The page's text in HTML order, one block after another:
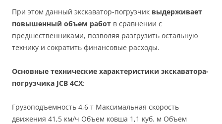
При этом данный экскаватор-погрузчик выдерживает
повышенный объем работ в сравнении с
предшественниками, позволяя разгрузить остальную
технику и сократить финансовые расходы.
Основные технические характеристики экскаватора-
погрузчика JCB 4CX:
Грузоподъемность 4,6 т Максимальная скорость
движения 41,5 км/ч Объем ковша 1,1 куб. м Объем